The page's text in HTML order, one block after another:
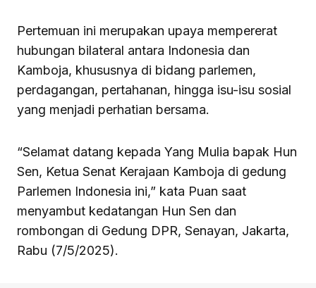
Pertemuan ini merupakan upaya mempererat
hubungan bilateral antara Indonesia dan
Kamboja, khususnya di bidang parlemen,
perdagangan, pertahanan, hingga isu-isu sosial
yang menjadi perhatian bersama.
“Selamat datang kepada Yang Mulia bapak Hun
Sen, Ketua Senat Kerajaan Kamboja di gedung
Parlemen Indonesia ini,” kata Puan saat
menyambut kedatangan Hun Sen dan
rombongan di Gedung DPR, Senayan, Jakarta,
Rabu (7/5/2025).